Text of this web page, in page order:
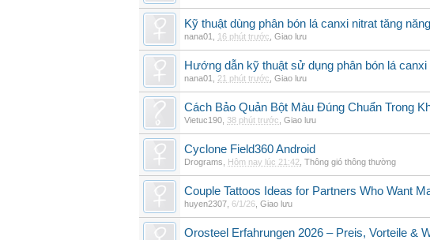
Kỹ thuật dùng phân bón lá canxi nitrat tăng
nana01 16 phút trước Giao lưu
Hướng dẫn kỹ thuật sử dụng phân bón lá canxi
nana01 21 phút trước Giao lưu
Cách Bảo Quản Bột Màu Đúng Chuẩn Trong
Vietuc190 38 phút trước Giao lưu
Cyclone Field360 Android
Drograms Hôm nay lúc 21:42 Thông gió thông thường
Couple Tattoos Ideas for Partners Who Want
huyen2307 6/1/26 Giao lưu
Orosteel Erfahrungen 2026 – Preis, Vorteile &